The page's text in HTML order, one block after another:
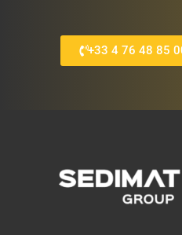
+33 4 76 48 85